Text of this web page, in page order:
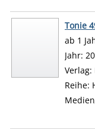
Verlag-Filter anzeigen
Tonie
ab 1
Suche
Jahr:
Verlag:
Reihe: